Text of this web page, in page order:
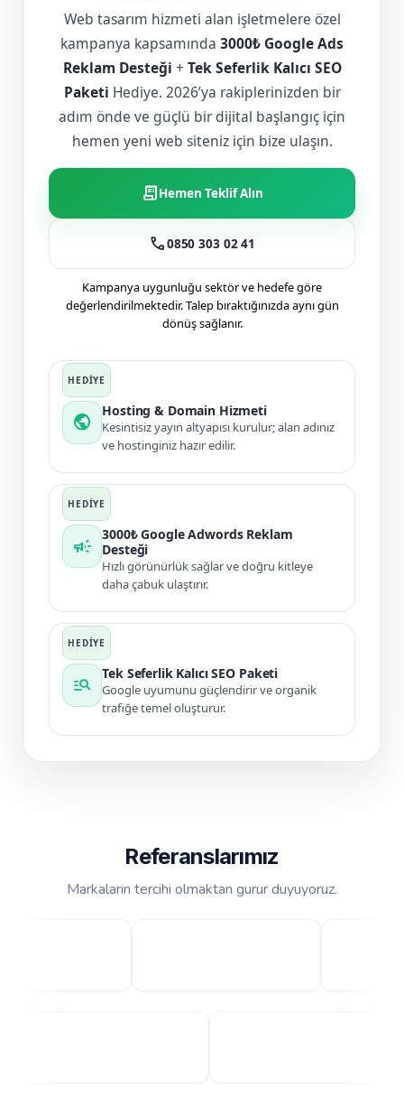
Web tasarım hizmeti alan işletmelere özel
kampanya kapsamında 3000₺ Google Ads
Reklam Desteği + Tek Seferlik Kalıcı SEO
Paketi Hediye. 2026’ya rakiplerinizden bir
adım önde ve güçlü bir dijital başlangıç için
hemen yeni web siteniz için bize ulaşın.
receipt_longHemen Teklif Alın
call0850 303 02 41
Kampanya uygunluğu sektör ve hedefe göre
değerlendirilmektedir. Talep bıraktığınızda aynı gün
dönüş sağlanır.
public
Hosting & Domain Hizmeti
Kesintisiz yayın altyapısı kurulur; alan adınız
ve hostinginiz hazır edilir.
campaign
3000₺ Google Adwords Reklam
Desteği
Hızlı görünürlük sağlar ve doğru kitleye
daha çabuk ulaştırır.
manage_search
Tek Seferlik Kalıcı SEO Paketi
Google uyumunu güçlendirir ve organik
trafiğe temel oluşturur.
Referanslarımız
Markaların tercihi olmaktan gurur duyuyoruz.